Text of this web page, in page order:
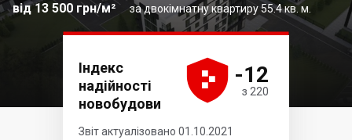
за двокімнатну квартиру 55.4 кв. м.
від 13 500 грн/м²
Індекс
надійності
новобудови




 -12
з 220
Звіт актуалізовано 01.10.2021